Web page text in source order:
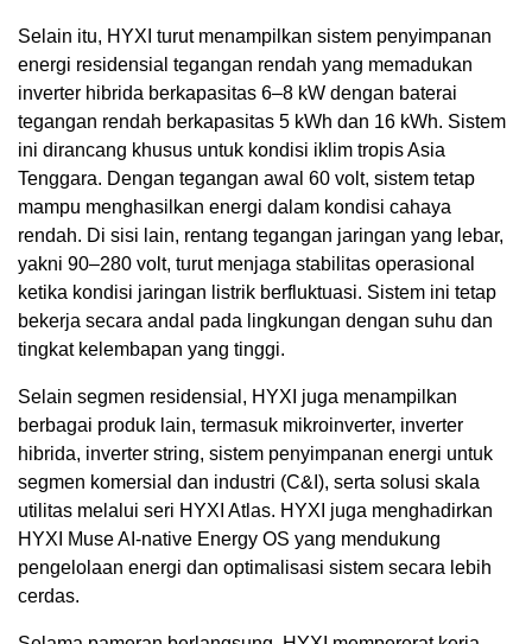
Selain itu, HYXI turut menampilkan sistem penyimpanan
energi residensial tegangan rendah yang memadukan
inverter hibrida berkapasitas 6–8 kW dengan baterai
tegangan rendah berkapasitas 5 kWh dan 16 kWh. Sistem
ini dirancang khusus untuk kondisi iklim tropis Asia
Tenggara. Dengan tegangan awal 60 volt, sistem tetap
mampu menghasilkan energi dalam kondisi cahaya
rendah. Di sisi lain, rentang tegangan jaringan yang lebar,
yakni 90–280 volt, turut menjaga stabilitas operasional
ketika kondisi jaringan listrik berfluktuasi. Sistem ini tetap
bekerja secara andal pada lingkungan dengan suhu dan
tingkat kelembapan yang tinggi.
Selain segmen residensial, HYXI juga menampilkan
berbagai produk lain, termasuk mikroinverter, inverter
hibrida, inverter string, sistem penyimpanan energi untuk
segmen komersial dan industri (C&I), serta solusi skala
utilitas melalui seri HYXI Atlas. HYXI juga menghadirkan
HYXI Muse AI-native Energy OS yang mendukung
pengelolaan energi dan optimalisasi sistem secara lebih
cerdas.